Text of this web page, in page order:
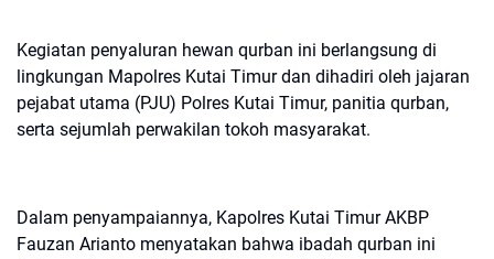
Kegiatan penyaluran hewan qurban ini berlangsung di
lingkungan Mapolres Kutai Timur dan dihadiri oleh jajaran
pejabat utama (PJU) Polres Kutai Timur, panitia qurban,
serta sejumlah perwakilan tokoh masyarakat.
Dalam penyampaiannya, Kapolres Kutai Timur AKBP
Fauzan Arianto menyatakan bahwa ibadah qurban ini